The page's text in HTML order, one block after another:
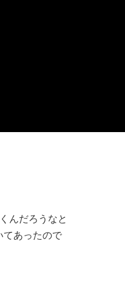
んだろうなと
てあったので